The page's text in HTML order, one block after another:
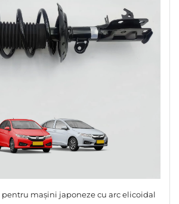
mașini japoneze cu arc elicoidal